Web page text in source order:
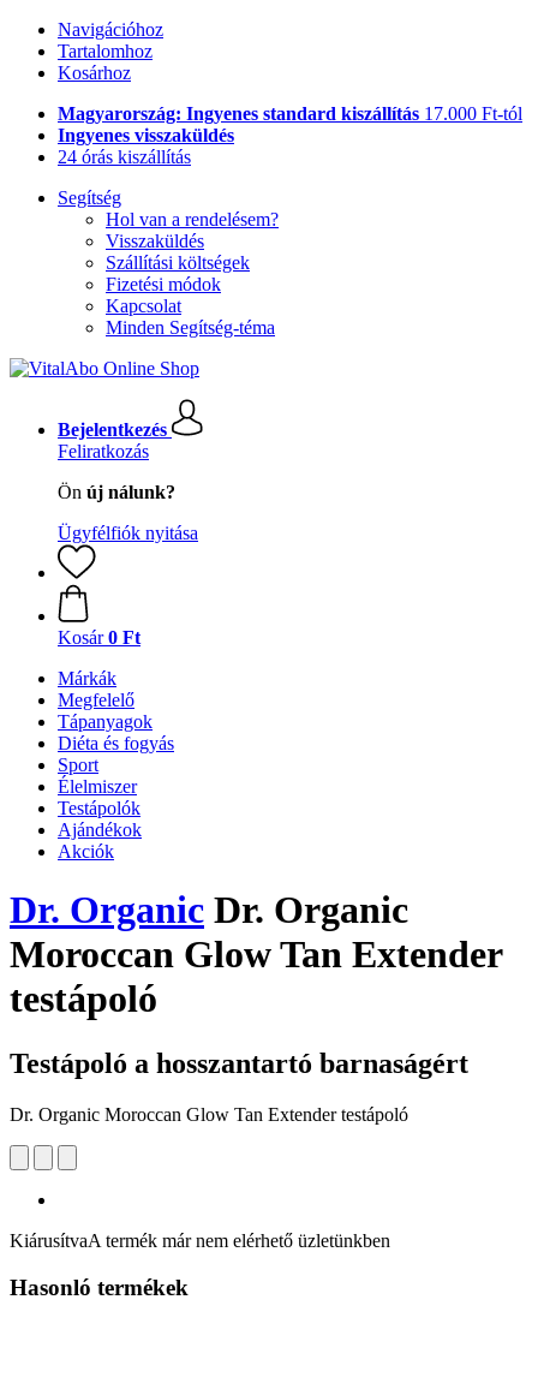
Navigációhoz
Tartalomhoz
Kosárhoz
Magyarország: Ingyenes standard kiszállítás 17.000 Ft-tól
Ingyenes visszaküldés
24 órás kiszállítás
Segítség
Hol van a rendelésem?
Visszaküldés
Szállítási költségek
Fizetési módok
Kapcsolat
Minden Segítség-téma
Bejelentkezés
Feliratkozás
Ön új nálunk?
Ügyfélfiók nyitása
Kosár 0 Ft
Márkák
Megfelelő
Tápanyagok
Diéta és fogyás
Sport
Élelmiszer
Testápolók
Ajándékok
Akciók
Dr. Organic Dr. Organic
Moroccan Glow Tan Extender
testápoló
Testápoló a hosszantartó barnaságért
Dr. Organic Moroccan Glow Tan Extender testápoló
KiárusítvaA termék már nem elérhető üzletünkben
Hasonló termékek